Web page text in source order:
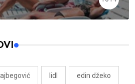
lidl edin džeko